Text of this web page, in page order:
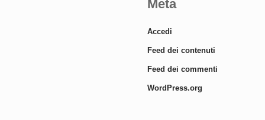
Meta
Accedi
Feed dei contenuti
Feed dei commenti
WordPress.org